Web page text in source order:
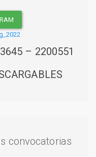
– 2200551
convocatorias